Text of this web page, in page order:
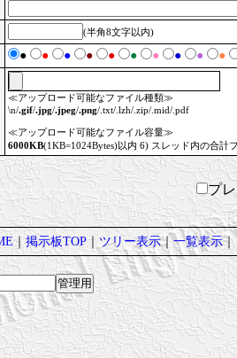
(半角8文字以内)
● ● ● ● ● ● ● ● ● ●
≪アップロード可能なファイル種類≫
\n/.gif/.jpg/.jpeg/.png/.txt/.lzh/.zip/.mid/.pdf
≪アップロード可能なファイル容量≫
6000KB(1KB=1024Bytes)以内 6) スレッド内の合計
プ
｜掲示板TOP｜ツリー表示｜一覧表示｜